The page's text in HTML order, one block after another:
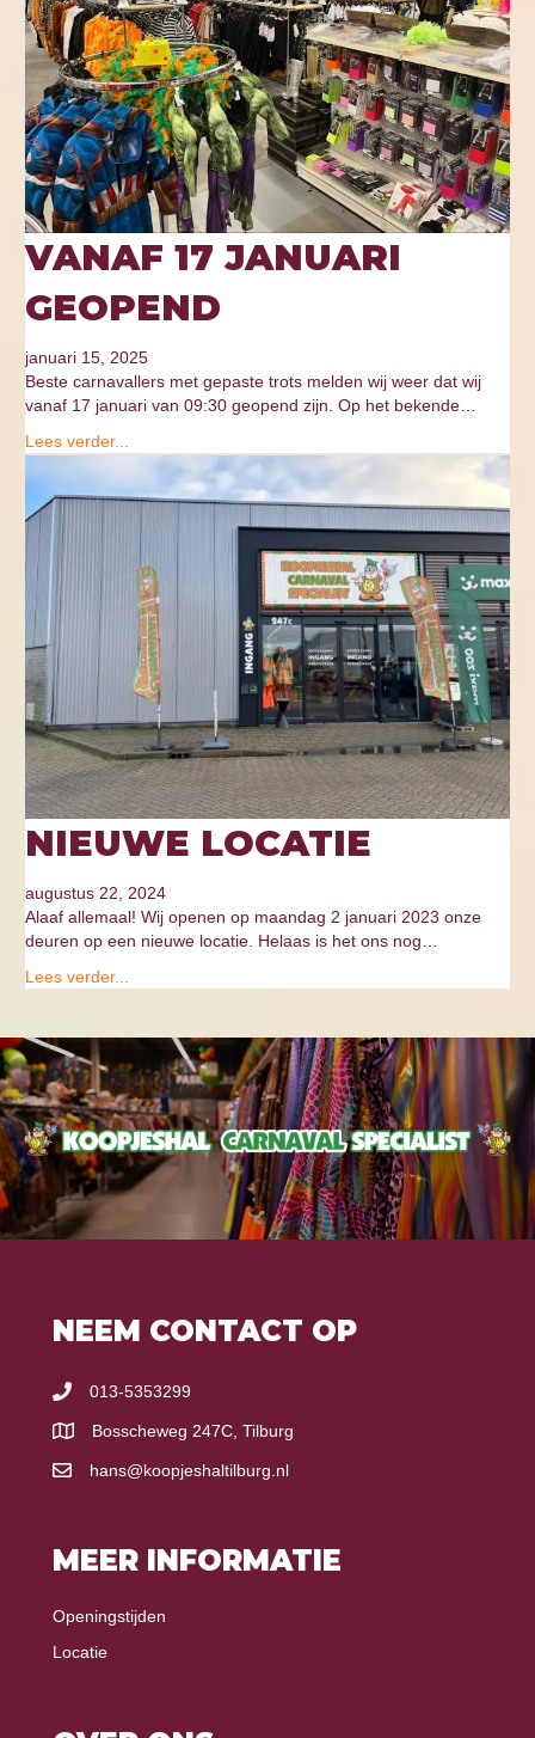
VANAF 17 JANUARI
GEOPEND
januari 15, 2025
Beste carnavallers met gepaste trots melden wij weer dat wij
vanaf 17 januari van 09:30 geopend zijn. Op het bekende…
Lees verder...
NIEUWE LOCATIE
augustus 22, 2024
Alaaf allemaal! Wij openen op maandag 2 januari 2023 onze
deuren op een nieuwe locatie. Helaas is het ons nog…
Lees verder...
NEEM CONTACT OP
013-5353299
Bosscheweg 247C, Tilburg
hans@koopjeshaltilburg.nl
MEER INFORMATIE
Openingstijden
Locatie